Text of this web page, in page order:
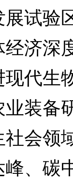
试验
济深
代生
装备
会领
、碳